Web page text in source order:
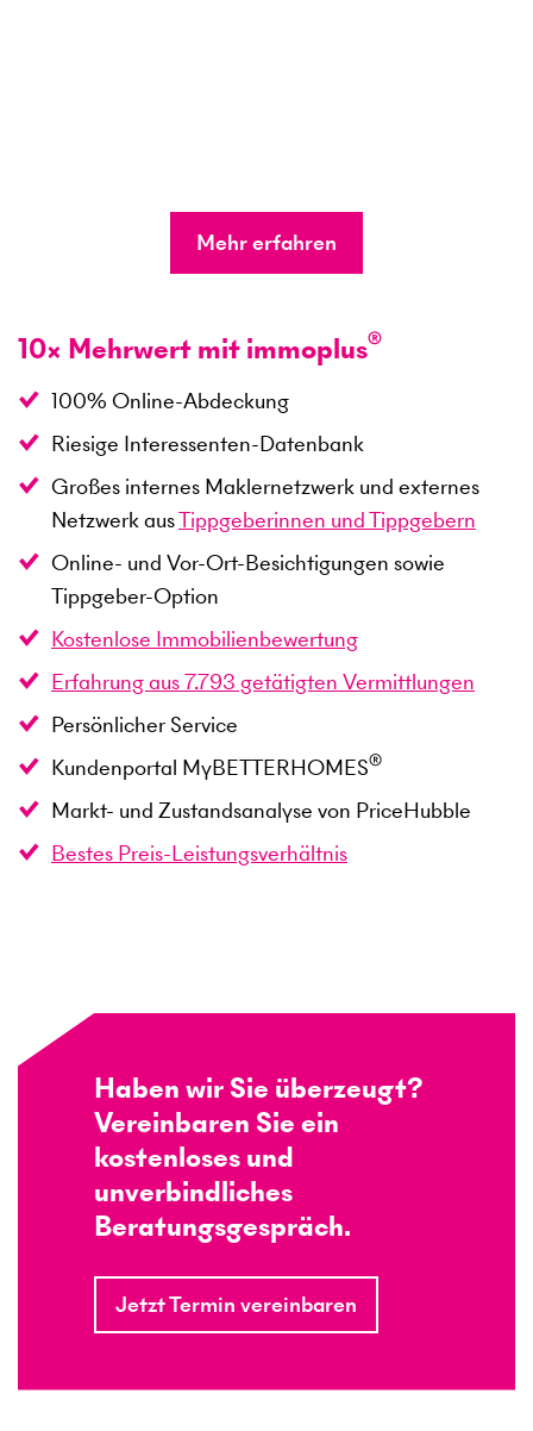
Mehr erfahren
10× Mehrwert mit immoplus®
100% Online-Abdeckung
Riesige Interessenten-Datenbank
Großes internes Maklernetzwerk und externes
Netzwerk ausTippgeberinnen und Tippgebern
Online- und Vor-Ort-Besichtigungen sowie
Tippgeber-Option
Kostenlose Immobilienbewertung
Erfahrung aus7.793 getätigten Vermittlungen
Persönlicher Service
Kundenportal MyBETTERHOMES®
Markt- und Zustandsanalyse von PriceHubble
Bestes Preis-Leistungsverhältnis
Haben wir Sie überzeugt?
Vereinbaren Sie ein
kostenloses und
unverbindliches
Beratungsgespräch.
Jetzt Termin vereinbaren